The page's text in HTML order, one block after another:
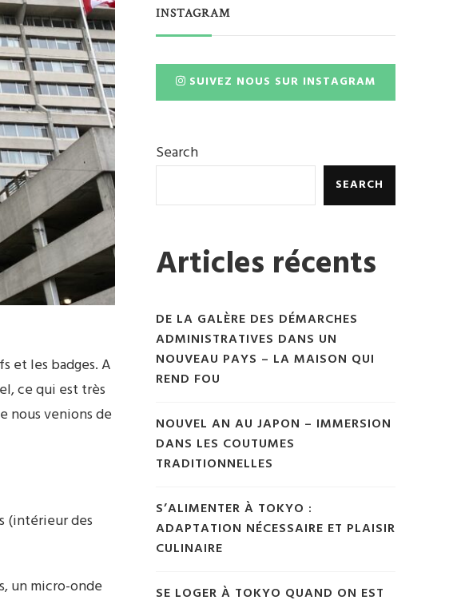
et les badges. A
ce qui est très
nous venions de
(intérieur des
un micro-onde
INSTAGRAM
SUIVEZ NOUS SUR INSTAGRAM
Search
SEARCH
Articles récents
DE LA GALÈRE DES DÉMARCHES
ADMINISTRATIVES DANS UN
NOUVEAU PAYS – LA MAISON QUI
REND FOU
NOUVEL AN AU JAPON – IMMERSION
DANS LES COUTUMES
TRADITIONNELLES
S’ALIMENTER À TOKYO :
ADAPTATION NÉCESSAIRE ET PLAISIR
CULINAIRE
SE LOGER À TOKYO QUAND ON EST